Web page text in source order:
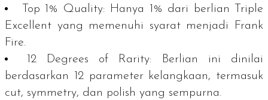
Top 1% Quality: Hanya 1% dari berlian
Triple
Excellent yang memenuhi syarat menjadi Frank
Fire.
12 Degrees of Rarity: Berlian ini dinilai
berdasarkan 12 parameter kelangkaan, termasuk
cut, symmetry, dan polish yang sempurna.